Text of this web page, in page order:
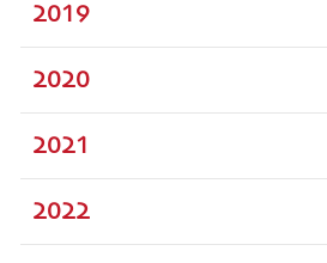
2019
2020
2021
2022